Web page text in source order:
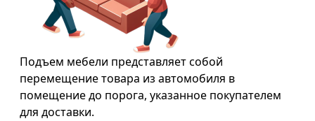
Подъем мебели представляет собой
перемещение товара из автомобиля в
помещение до порога, указанное покупателем
для доставки.